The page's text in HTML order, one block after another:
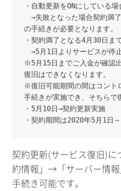
・自動更新をONにしている
→失敗となった場合契約満
の手続きが必要となります。
・契約満了となる4月30日ま
→5月1日よりサービスが停止
※5月15日までご入金が確認
復旧はできなくなります。
※復旧可能期間の間はコント
手続きが実施でき、そちらで
・5月10日→契約更新実施
・契約期間は2020年5月1日
契約更新(サービス復旧)
約情報」→「サーバー情
手続き可能です。